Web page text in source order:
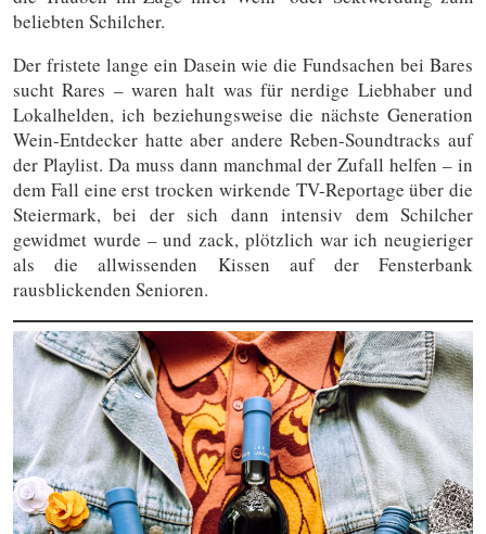
beliebten Schilcher.
Der fristete lange ein Dasein wie die Fundsachen bei Bares
sucht Rares – waren halt was für nerdige Liebhaber und
Lokalhelden, ich beziehungsweise die nächste Generation
Wein-Entdecker hatte aber andere Reben-Soundtracks auf
der Playlist. Da muss dann manchmal der Zufall helfen – in
dem Fall eine erst trocken wirkende TV-Reportage über die
Steiermark, bei der sich dann intensiv dem Schilcher
gewidmet wurde – und zack, plötzlich war ich neugieriger
als die allwissenden Kissen auf der Fensterbank
rausblickenden Senioren.